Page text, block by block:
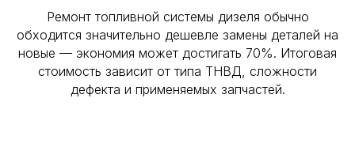
Ремонт топливной системы дизеля обычно
обходится значительно дешевле замены деталей на
новые — экономия может достигать 70%. Итоговая
стоимость зависит от типа ТНВД, сложности
дефекта и применяемых запчастей.